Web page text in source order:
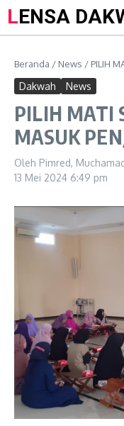
LENSA
Beranda / News / PILIH
Dakwah News
PILIH MATI
MASUK
Oleh Pimred,
13 Mei 2024 6:49 pm